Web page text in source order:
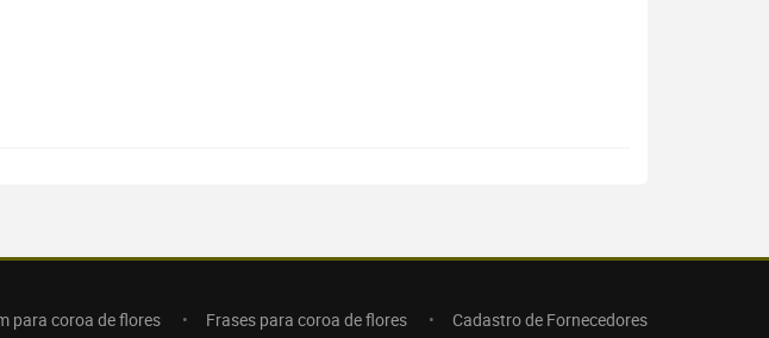
para coroa de flores Frases para coroa de flores Cadastro de Fornecedores